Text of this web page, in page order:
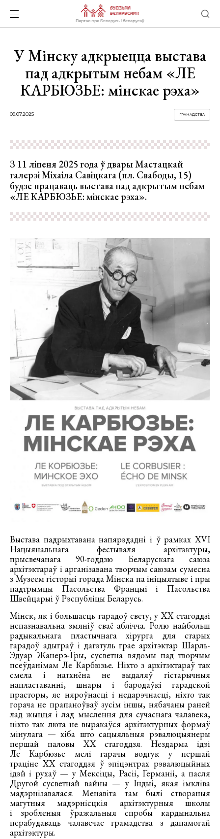
У Мінску адкрыецца выстава
пад адкрытым небам «ЛЕ
КАРБЮЗЬЕ: мінскае рэха»
09.07.2025 ГРАМАДСТВА
З 11 ліпеня 2025 года ў двары Мастацкай
галерэі Міхаіла Савіцкага (пл. Свабоды, 15)
будзе працаваць выстава пад адкрытым небам
«ЛЕ КАРБЮЗЬЕ: мінскае рэха».
Выстава падрыхтавана напярэдадні і ў рамках XVI
Нацыянальнага фестываля архітэктуры,
прысвечанага 90-годдзю Беларускага cаюза
архітэктараў і арганізавана творчым саюзам сумесна
з Музеем гісторыі горада Мінска па ініцыятыве і пры
падтрымцы Пасольства Францыі і Пасольства
Швейцарыі ў Рэспубліцы Беларусь.
Мінск, як і большасць гарадоў свету, у ХХ стагоддзі
непазнавальна змяніў сваё аблічча. Ролю найбольш
радыкальнага пластычнага хірурга для старых
гарадоў адыграў і дагэтуль грае архітэктар Шарль-
Эдуар Жанерэ-Гры, сусветна вядомы пад творчым
псеўданімам Ле Карбюзье. Ніхто з архітэктараў так
смела і натхнёна не выдаляў гістарычныя
напластаванні, шнары і бародаўкі гарадской
прасторы, яе няроўнасці і недарэчнасці, ніхто так
горача не прапаноўваў зусім іншы, нябачаны раней
лад жыцця і лад мыслення для сучаснага чалавека,
ніхто так люта не выракаўся архітэктурных формаў
мінулага — хіба што сацыяльныя рэвалюцыянеры
першай паловы ХХ стагоддзя. Нездарма ідэі
Ле Карбюзье мелі гарачы водгук у першай
траціне ХХ стагоддзя ў эпіцэнтрах рэвалюцыйных
ідэй і рухаў — у Мексіцы, Расіі, Германіі, а пасля
Другой сусветнай вайны — у Індыі, якая імкліва
мадэрнізавалася. Менавіта там былі створаныя
магутныя мадэрнісцкія архітэктурныя школы
і зробленыя ўражальныя спробы кардынальна
перабудаваць чалавечае грамадства з дапамогай
архітэктуры.